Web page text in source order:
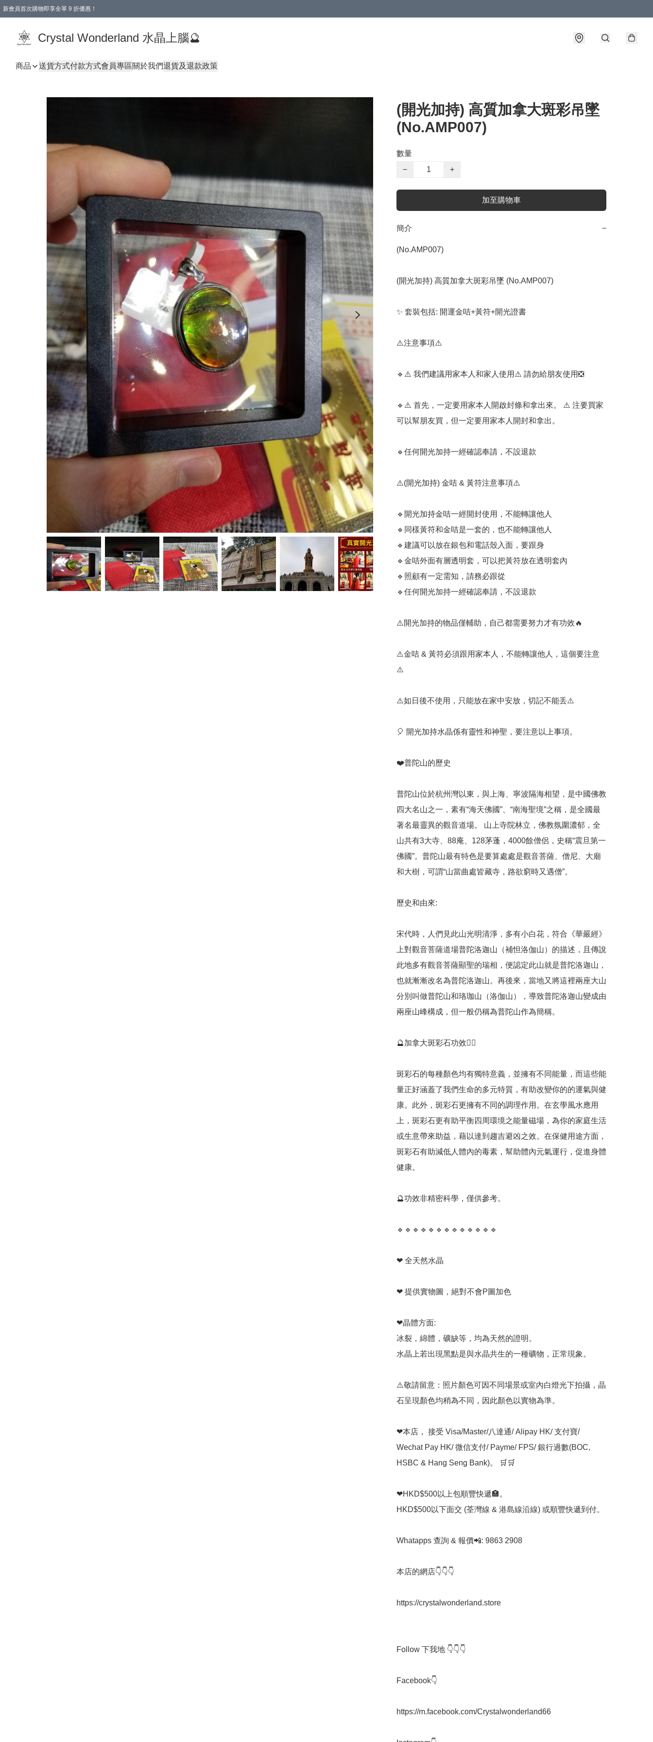
新會員首次購物即享全單 9 折優惠！
Crystal Wonderland 水晶上腦🔮
商品 送貨方式付款方式會員專區關於我們退貨及退款政策
(開光加持) 高質加拿大斑彩吊墜
(No.AMP007)
數量
−
+
加至購物車
簡介 −
(No.AMP007)
(開光加持) 高質加拿大斑彩吊墜 (No.AMP007)
✨️ 套裝包括: 開運金咭+黃符+開光證書
⚠️注意事項⚠️
🔹️⚠️ 我們建議用家本人和家人使用⚠️ 請勿給朋友使用❎️
🔹️⚠️ 首先，一定要用家本人開啟封條和拿出來。 ⚠️ 注要買家
可以幫朋友買，但一定要用家本人開封和拿出。
🔹️任何開光加持一經確認奉請，不設退款
⚠️(開光加持) 金咭 & 黃符注意事項⚠️
🔹️開光加持金咭一經開封使用，不能轉讓他人
🔹️同樣黃符和金咭是一套的，也不能轉讓他人
🔹️建議可以放在銀包和電話殼入面，要跟身
🔹️金咭外面有層透明套，可以把黃符放在透明套內
🔹️照顧有一定需知，請務必跟從
🔹️任何開光加持一經確認奉請，不設退款
⚠️開光加持的物品僅輔助，自己都需要努力才有功效🔥
⚠️金咭 & 黃符必須跟用家本人，不能轉讓他人，這個要注意
⚠️
⚠️如日後不使用，只能放在家中安放，切記不能丢⚠️
🎈 開光加持水晶係有靈性和神聖，要注意以上事項。
❤️普陀山的歷史
普陀山位於杭州灣以東，與上海、寧波隔海相望，是中國佛教
四大名山之一，素有“海天佛國”、“南海聖境”之稱，是全國最
著名最靈異的觀音道場。 山上寺院林立，佛教氛圍濃郁，全
山共有3大寺、88庵、128茅蓬，4000餘僧侶，史稱“震旦第一
佛國”。普陀山最有特色是要算處處是觀音菩薩、僧尼、大廟
和大樹，可謂“山當曲處皆藏寺，路欲窮時又遇僧”。
歷史和由來:
宋代時，人們見此山光明清淨，多有小白花，符合《華嚴經》
上對觀音菩薩道場普陀洛迦山（補怛洛伽山）的描述，且傳說
此地多有觀音菩薩顯聖的瑞相，便認定此山就是普陀洛迦山，
也就漸漸改名為普陀洛迦山。再後來，當地又將這裡兩座大山
分別叫做普陀山和珞珈山（洛伽山），導致普陀洛迦山變成由
兩座山峰構成，但一般仍稱為普陀山作為簡稱。
🔮加拿大斑彩石功效💁‍♀️
斑彩石的每種顏色均有獨特意義，並擁有不同能量，而這些能
量正好涵蓋了我們生命的多元特質，有助改變你的的運氣與健
康。此外，斑彩石更擁有不同的調理作用。在玄學風水應用
上，斑彩石更有助平衡四周環境之能量磁場，為你的家庭生活
或生意帶來助益，藉以達到趨吉避凶之效。在保健用途方面，
斑彩石有助減低人體內的毒素，幫助體內元氣運行，促進身體
健康。
🔮功效非精密科學，僅供參考。
🔹️🔹️🔹️🔹️🔹️🔹️🔹️🔹️🔹️🔹️🔹️🔹️🔹️
❤ 全天然水晶
❤ 提供實物圖，絕對不會P圖加色
❤晶體方面:
冰裂，綿體，礦缺等，均為天然的證明。
水晶上若出現黑點是與水晶共生的一種礦物，正常現象。
⚠️敬請留意：照片顏色可因不同場景或室內白燈光下拍攝，晶
石呈現顏色均稍為不同，因此顏色以實物為準。
❤本店， 接受 Visa/Master/八達通/ Alipay HK/ 支付寶/
Wechat Pay HK/ 微信支付/ Payme/ FPS/ 銀行過數(BOC,
HSBC & Hang Seng Bank)。 🛒🛒
❤HKD$500以上包順豐快遞🏣。
HKD$500以下面交 (荃灣線 & 港島線沿線) 或順豐快遞到付。
Whatapps 查詢 & 報價📲: 9863 2908
本店的網店👇👇👇
https://crystalwonderland.store
Follow 下我地 👇👇👇
Facebook👇
https://m.facebook.com/Crystalwonderland66